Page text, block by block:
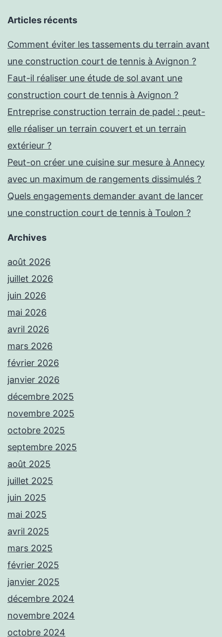
Articles récents
Comment éviter les tassements du terrain avant
une construction court de tennis à Avignon ?
Faut-il réaliser une étude de sol avant une
construction court de tennis à Avignon ?
Entreprise construction terrain de padel : peut-
elle réaliser un terrain couvert et un terrain
extérieur ?
Peut-on créer une cuisine sur mesure à Annecy
avec un maximum de rangements dissimulés ?
Quels engagements demander avant de lancer
une construction court de tennis à Toulon ?
Archives
août 2026
juillet 2026
juin 2026
mai 2026
avril 2026
mars 2026
février 2026
janvier 2026
décembre 2025
novembre 2025
octobre 2025
septembre 2025
août 2025
juillet 2025
juin 2025
mai 2025
avril 2025
mars 2025
février 2025
janvier 2025
décembre 2024
novembre 2024
octobre 2024